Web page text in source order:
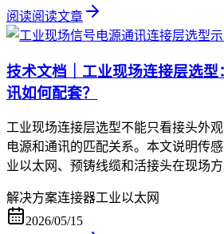
阅读阅读文章
技术文档｜工业现场连接层选型
讯如何配套？
工业现场连接层选型不能只看接头外观
电源和通讯的匹配关系。本文说明传
业以太网、预铸线缆和活接头在现场方
解决方案连接器工业以太网
2026/05/15